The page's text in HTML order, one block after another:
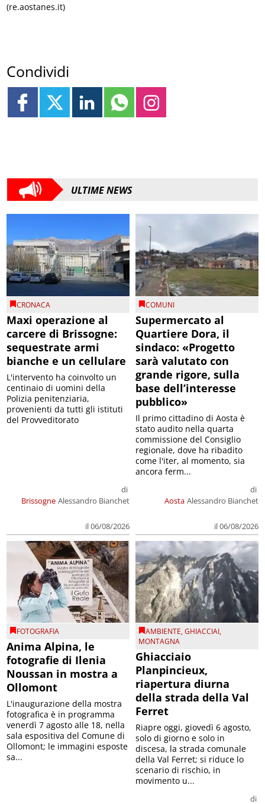
(re.aostanes.it)
Condividi
ULTIME NEWS
CRONACA
Maxi operazione al
carcere di Brissogne:
sequestrate armi
bianche e un cellulare
Brissogne
di
Alessandro Bianchet
il 06/08/2026
L'intervento ha coinvolto un
centinaio di uomini della
Polizia penitenziaria,
provenienti da tutti gli istituti
del Provveditorato
COMUNI
Supermercato al
Quartiere Dora, il
sindaco: «Progetto
sarà valutato con
grande rigore, sulla
base dell’interesse
pubblico»
Aosta
di
Alessandro Bianchet
il 06/08/2026
Il primo cittadino di Aosta è
stato audito nella quarta
commissione del Consiglio
regionale, dove ha ribadito
come l'iter, al momento, sia
ancora ferm...
FOTOGRAFIA
Anima Alpina, le
fotografie di Ilenia
Noussan in mostra a
Ollomont
L'inaugurazione della mostra
fotografica è in programma
venerdì 7 agosto alle 18, nella
sala espositiva del Comune di
Ollomont; le immagini esposte
sa...
AMBIENTE,GHIACCIAI,
MONTAGNA
Ghiacciaio
Planpincieux,
riapertura diurna
della strada della Val
Ferret
di
Riapre oggi, giovedì 6 agosto,
solo di giorno e solo in
discesa, la strada comunale
della Val Ferret; si riduce lo
scenario di rischio, in
movimento u...